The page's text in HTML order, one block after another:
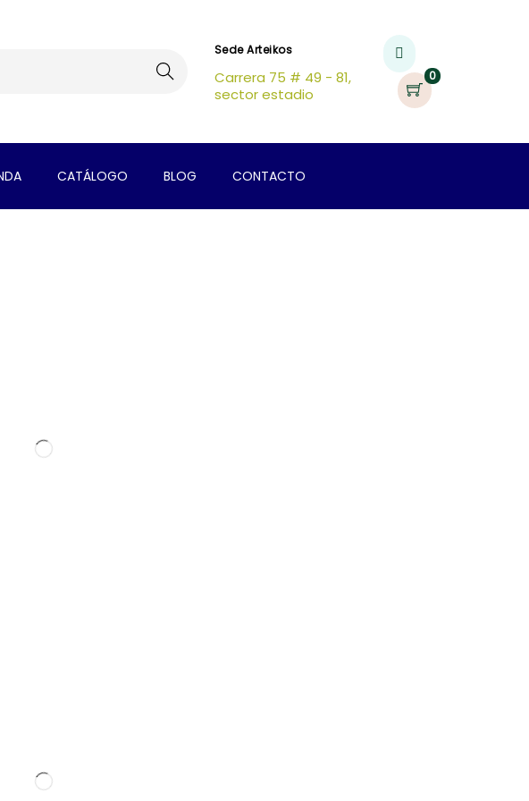
Buscar
Sede Arteikos
Carrera 75 # 49 - 81,
sector estadio
0
CATÁLOGO BLOG CONTACTO